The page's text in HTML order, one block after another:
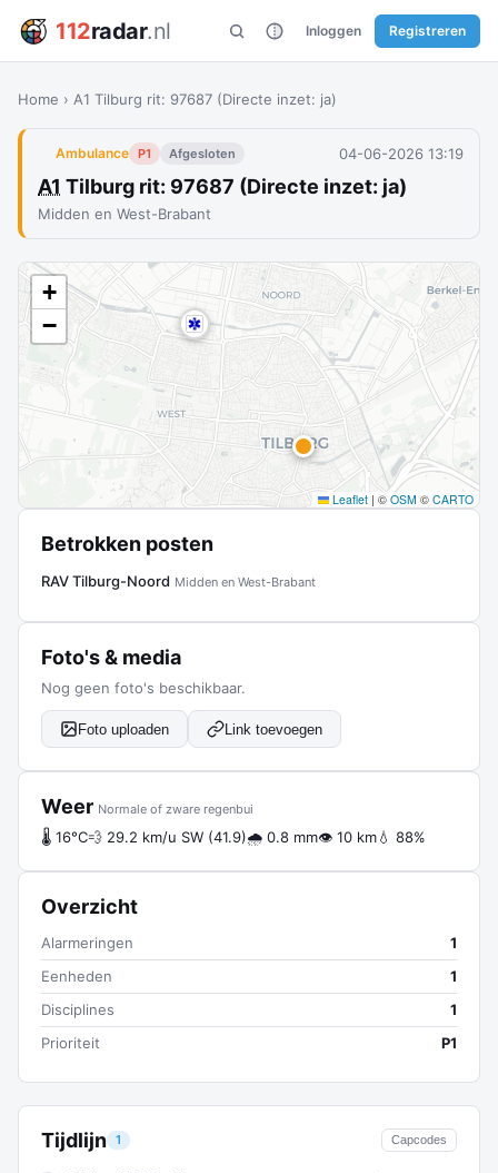
112radar.nl Inloggen Registreren
Home › A1 Tilburg rit: 97687 (Directe inzet: ja)
Ambulance P1 Afgesloten 04-06-2026 13:19
A1 Tilburg rit: 97687 (Directe inzet: ja)
Midden en West-Brabant
Tijdlijn 1 Capcodes
+
−
Leaflet | © OSM © CARTO
Betrokken posten
RAV Tilburg-Noord Midden en West-Brabant
Foto's & media
Nog geen foto's beschikbaar.
Foto uploaden Link toevoegen
Weer Normale of zware regenbui
🌡 16°C💨 29.2 km/u SW (41.9)🌧 0.8 mm👁 10 km💧 88%
Overzicht
Alarmeringen
1
Eenheden
1
Disciplines
1
Prioriteit
P1